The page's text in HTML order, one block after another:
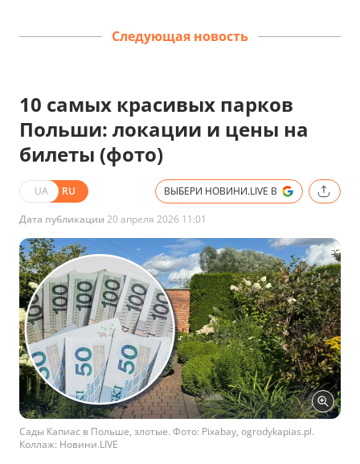
Следующая новость
10 самых красивых парков
Польши: локации и цены на
билеты (фото)
UA RU ВЫБЕРИ НОВИНИ.LIVE В
Дата публикации 20 апреля 2026 11:01
Сады Капиас в Польше, злотые. Фото: Pixabay, ogrodykapias.pl.
Коллаж: Новини.LIVE